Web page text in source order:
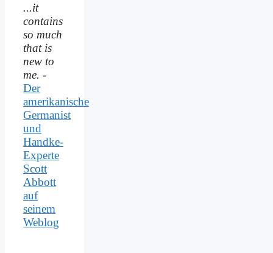
...it
contains
so much
that is
new to
me. -
Der
amerikanische
Germanist
und
Handke-
Experte
Scott
Abbott
auf
seinem
Weblog